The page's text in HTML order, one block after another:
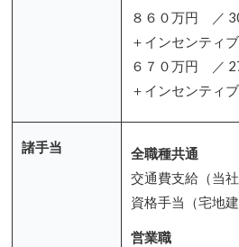
８６０万円 ／
＋インセンティブ
６７０万円 ／
＋インセンティブ
諸手当
全職種共通
交通費支給（当
資格手当（宅地建
営業職